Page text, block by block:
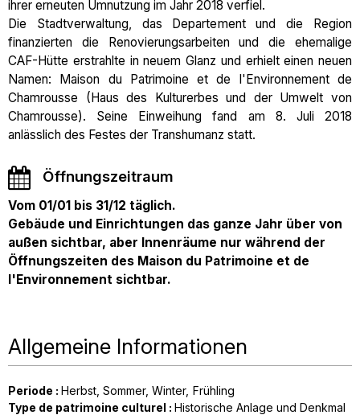
ihrer erneuten Umnutzung im Jahr 2018 verfiel.
Die Stadtverwaltung, das Departement und die Region
finanzierten die Renovierungsarbeiten und die ehemalige
CAF-Hütte erstrahlte in neuem Glanz und erhielt einen neuen
Namen: Maison du Patrimoine et de l'Environnement de
Chamrousse (Haus des Kulturerbes und der Umwelt von
Chamrousse). Seine Einweihung fand am 8. Juli 2018
anlässlich des Festes der Transhumanz statt.
Öffnungszeitraum
Vom 01/01 bis 31/12 täglich.
Gebäude und Einrichtungen das ganze Jahr über von
außen sichtbar, aber Innenräume nur während der
Öffnungszeiten des Maison du Patrimoine et de
l'Environnement sichtbar.
Allgemeine Informationen
Periode : Herbst Sommer Winter Frühling
Type de patrimoine culturel : Historische Anlage und Denkmal